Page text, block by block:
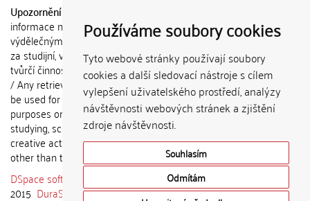
Používáme soubory cookies
Tyto webové stránky používají soubory
cookies a další sledovací nástroje s cílem
vylepšení uživatelského prostředí, analýzy
návštěvnosti webových stránek a zjištění
zdroje návštěvnosti.
Souhlasím
Odmítám
Upozornění / Notice:
informace nemohou být použity k
výdělečným účelům nebo vydávány
za studijní, vědeckou nebo jinou
tvůrčí činnost jiné osoby než autora.
/ Any retrieved information shall not
be used for any commercial
purposes or claimed as results of
studying, scientific or any other
creative activities of any person
other than the author.
DSpace software
copyright © 2002-
2015 DuraSpace